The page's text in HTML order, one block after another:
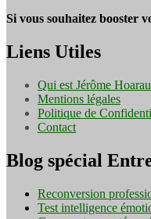
Si vous souhaitez booster
Liens Utiles
Qui est Jérôme
Mentions légales
Politique de
Contact
Blog spécial
Reconversion
Test intelligence